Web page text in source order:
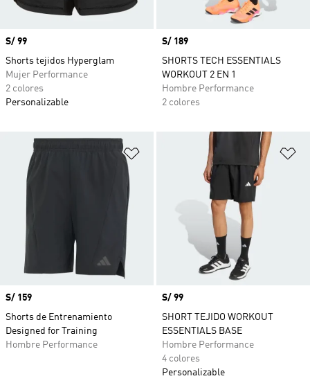
Precio
S/ 99
Shorts tejidos Hyperglam
Mujer Performance
2 colores
Personalizable
Precio
S/ 189
SHORTS TECH ESSENTIALS
WORKOUT 2 EN 1
Hombre Performance
2 colores
Añadir a la lista de deseos
Precio
S/ 159
Shorts de Entrenamiento
Designed for Training
Hombre Performance
Precio
S/ 99
SHORT TEJIDO WORKOUT
ESSENTIALS BASE
Hombre Performance
4 colores
Personalizable